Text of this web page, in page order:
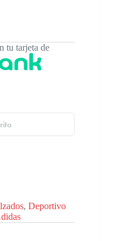
tu tarjeta de
, Deportivo